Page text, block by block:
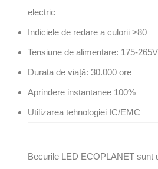
electric
Indiciele de redare a culorii >80
Tensiune de alimentare: 175-265V
Durata de viață: 30.000 ore
Aprindere instantanee 100%
Utilizarea tehnologiei IC/EMC
Becurile LED ECOPLANET sunt